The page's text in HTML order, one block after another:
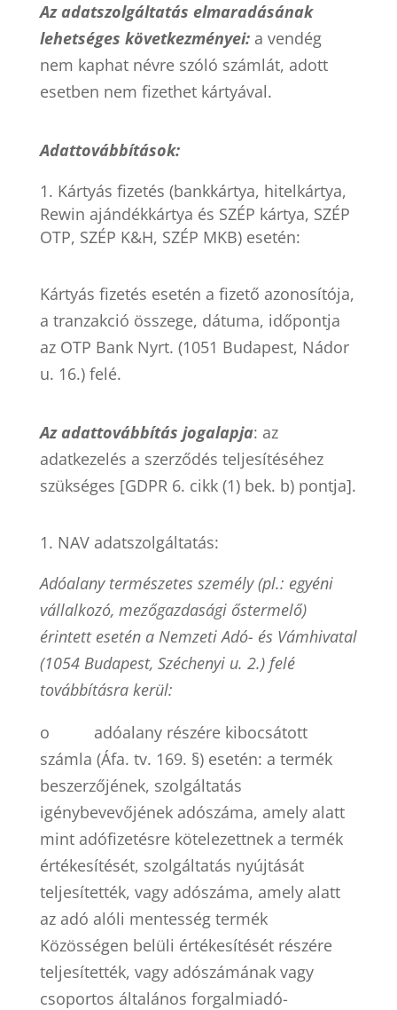
Az adatszolgáltatás elmaradásának
lehetséges következményei:a vendég
nem kaphat névre szóló számlát, adott
esetben nem fizethet kártyával.
Adattovábbítások:
Kártyás fizetés (bankkártya, hitelkártya,
Rewin ajándékkártya és SZÉP kártya, SZÉP
OTP, SZÉP K&H, SZÉP MKB) esetén:
Kártyás fizetés esetén a fizető azonosítója,
a tranzakció összege, dátuma, időpontja
az OTP Bank Nyrt. (1051 Budapest, Nádor
u. 16.) felé.
Az adattovábbítás jogalapja: az
adatkezelés a szerződés teljesítéséhez
szükséges [GDPR 6. cikk (1) bek. b) pontja].
NAV adatszolgáltatás:
Adóalany természetes személy (pl.: egyéni
vállalkozó, mezőgazdasági őstermelő)
érintett esetén a Nemzeti Adó- és Vámhivatal
(1054 Budapest, Széchenyi u. 2.) felé
továbbításra kerül:
o
adóalany részére kibocsátott
számla (Áfa. tv. 169. §) esetén: a termék
beszerzőjének, szolgáltatás
igénybevevőjének adószáma, amely alatt
mint adófizetésre kötelezettnek a termék
értékesítését, szolgáltatás nyújtását
teljesítették, vagy adószáma, amely alatt
az adó alóli mentesség termék
Közösségen belüli értékesítését részére
teljesítették, vagy adószámának vagy
csoportos általános forgalmiadó-